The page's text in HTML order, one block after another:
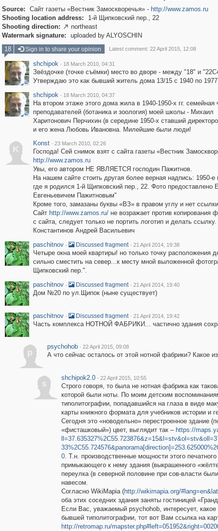
Source: Сайт газеты «Вестник Замоскворечья» - http://www.zamos.ru
Shooting location address:
1-й Щипковский пер., 22
Shooting direction:  northeast
Watermark signature:
uploaded by ALYOSCHIN
18
Sign in to share your opinion Latest comment: 22 April 2015, 12:08
shchipok · 18 March 2010, 04:31
Звёздочке (точке съёмки) место во дворе - между "18" и
Утверждаю это как бывший житель дома 13/15 с 1940 по 1977
shchipok · 18 March 2010, 04:37
На втором этаже этого дома жила в 1940-1950-х гг. семейная
преподавателей (ботаника и зоология) моей школы - Михаил
Харитонович Перчихин (в середине 1950-х ставший
и его жена Любовь Ивановна. Милейшие были люди!
K
Konst · 23 March 2010, 02:26
Господа! Сей снимок взят с сайта газеты «Вестник
http://www.zamos.ru
Увы, его автором НЕ ЯВЛЯЕТСЯ господин Пажитнов.
На нашем сайте стоить другая более верная надпись: 1950-е
где я родился 1-й Щипковский пер., 22. Фото предоставлено
Евгеньевичем Пажитновым"
Кроме того, замазаны буквы «ВЗ» в правом углу и нет
Сайт http://www.zamos.ru/не возражает против копирования
с сайта, следует только не портить логотип и делать ссылку.
Константинов Андрей Васильевич
paschitnov · Discussed fragment · 21 April 2014, 19:38
Четыре окна моей квартиры! но только точку расположения
сильно сместить на север...к месту мной выложенной
Щипковский пер.".
paschitnov · Discussed fragment · 21 April 2014, 19:40
Дом №20 по ул.Щипок (ныне существует)
paschitnov · Discussed fragment · 21 April 2014, 19:42
Часть комплекса НОТНОЙ ФАБРИКИ... частично здания
p
psychohob · 22 April 2015, 09:08
А что сейчас осталось от этой нотной фабрики? Какое
s
shchipok2.0 · 22 April 2015, 10:55
Строго говоря, то была не нотная фабрика как
которой были ноты. По моим детским
типолитографии, попадавшийся на глаза в виде
карты книжного формата для учебников истории и
Сегодня это «новодельно» перестроенное здание
«фисташковый») цвет, выглядит так – https://
0. Т.н. производственные мощности этого
примыкающего к нему здания (выкрашенного
переулка (в северной половине при сов-власти
навесом.
Согласно WikiMapia (http://wikimapia.org/
оба этих соседних здания заняты гостиницей
Если Вас, уважаемый psychohob, интересует, какое
бывшей типолитографии, тот вот Вам ссылка на
http://retromap.ru/